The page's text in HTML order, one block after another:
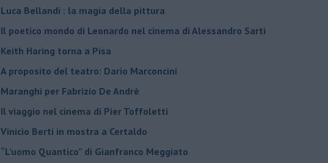
​Luca Bellandi : la magia della pittura
​Il poetico mondo di Leonardo nel cinema di Alessandro Sarti
​Keith Haring torna a Pisa
​A proposito del teatro: Dario Marconcini
Maranghi per Fabrizio De Andrè
​Il viaggio nel cinema di Pier Toffoletti
Vinicio Berti in mostra a Certaldo
“L’uomo Quantico” di Gianfranco Meggiato